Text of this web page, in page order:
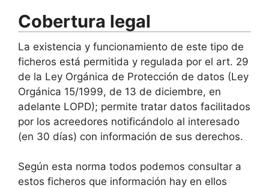
Cobertura legal
La existencia y funcionamiento de este tipo de
ficheros está permitida y regulada por el art. 29
de la Ley Orgánica de Protección de datos (Ley
Orgánica 15/1999, de 13 de diciembre, en
adelante LOPD); permite tratar datos facilitados
por los acreedores notificándolo al interesado
(en 30 días) con información de sus derechos.
Según esta norma todos podemos consultar a
estos ficheros que información hay en ellos